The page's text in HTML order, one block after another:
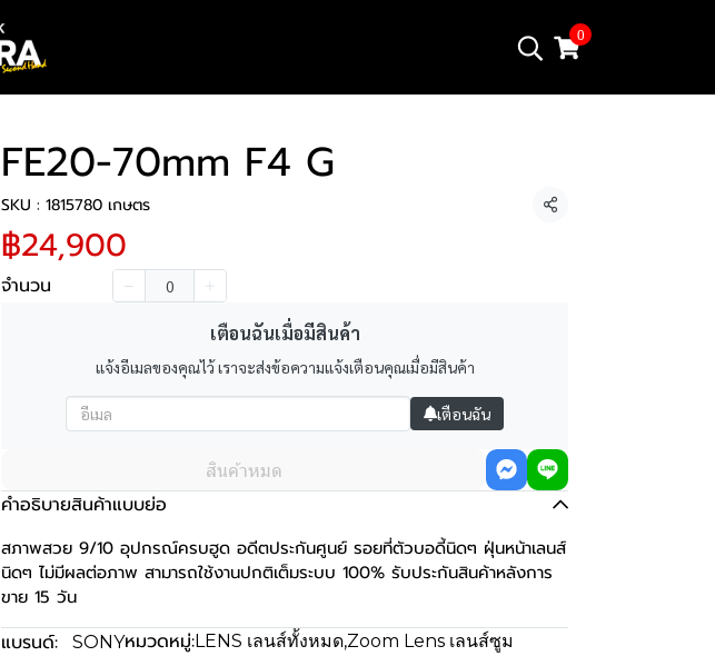
0
FE20-70mm F4 G
SKU : 1815780 เกษตร แชร์
฿24,900
จำนวน
เตือนฉันเมื่อมีสินค้า
แจ้งอีเมลของคุณไว้ เราจะส่งข้อความแจ้งเตือนคุณเมื่อมีสินค้า
เตือนฉัน
สินค้าหมด
คำอธิบายสินค้าแบบย่อ
สภาพสวย 9/10 อุปกรณ์ครบฮูด อดีตประกันศูนย์ รอยที่ตัวบอดี้นิดๆ ฝุ่นหน้าเลนส์
นิดๆ ไม่มีผลต่อภาพ สามารถใช้งานปกติเต็มระบบ 100% รับประกันสินค้าหลังการ
ขาย 15 วัน
แบรนด์: SONYหมวดหมู่:LENS เลนส์ทั้งหมด,Zoom Lens เลนส์ซูม